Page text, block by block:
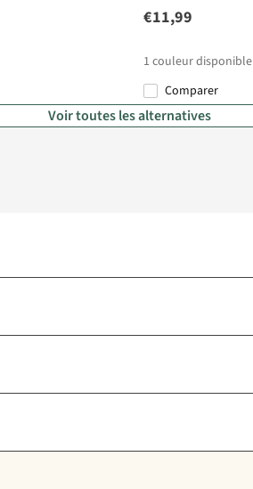
€11,99
1 couleur disponible
Comparer
Voir toutes les alternatives